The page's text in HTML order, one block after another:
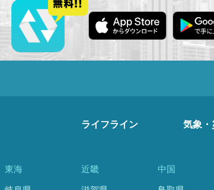
ライフライン 気象・
東海 近畿 中国